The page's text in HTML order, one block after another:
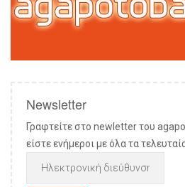
Newsletter
Γραφτείτε στο newletter του
είστε ενήμεροι με όλα τα